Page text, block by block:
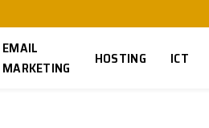
EMAIL
MARKETING
HOSTING ICT